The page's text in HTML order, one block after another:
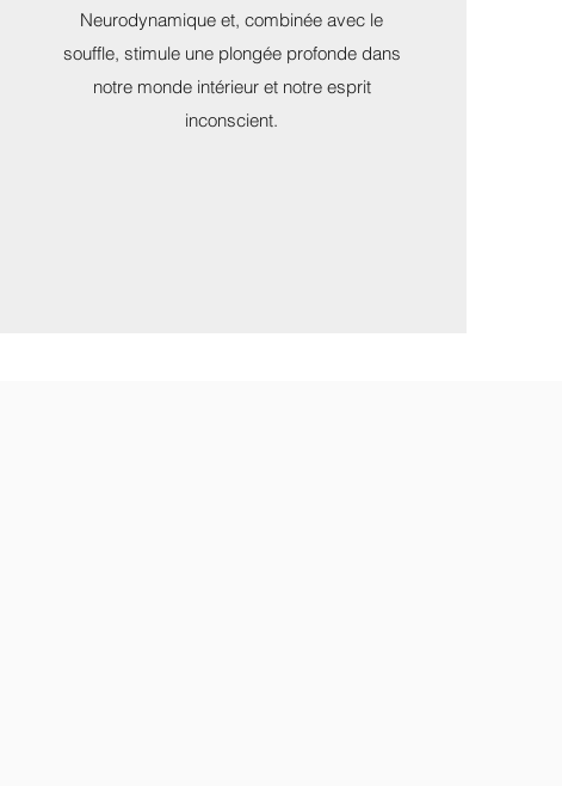
Neurodynamique et, combinée avec le
souffle, stimule une plongée profonde dans
notre monde intérieur et notre esprit
inconscient.